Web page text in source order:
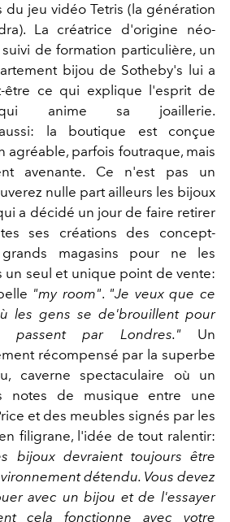
du jeu vidéo Tetris (la génération
La créatrice d'origine néo-
de formation particulière, un
bijou de Sotheby's lui a
être ce qui explique l'esprit de
qui anime sa joaillerie.
la boutique est conçue
agréable, parfois foutraque, mais
avenante. Ce n'est pas un
nulle part ailleurs les bijoux
a décidé un jour de faire retirer
ses créations des concept-
magasins pour ne les
un seul et unique point de vente:
"my room". "Je veux que ce
les gens se de'brouillent pour
par Londres." Un
récompensé par la superbe
caverne spectaculaire où un
notes de musique entre une
et des meubles signés par les
filigrane, l'idée de tout ralentir:
bijoux devraient toujours être
détendu. Vous devez
avec un bijou et de l'essayer
cela fonctionne avec votre